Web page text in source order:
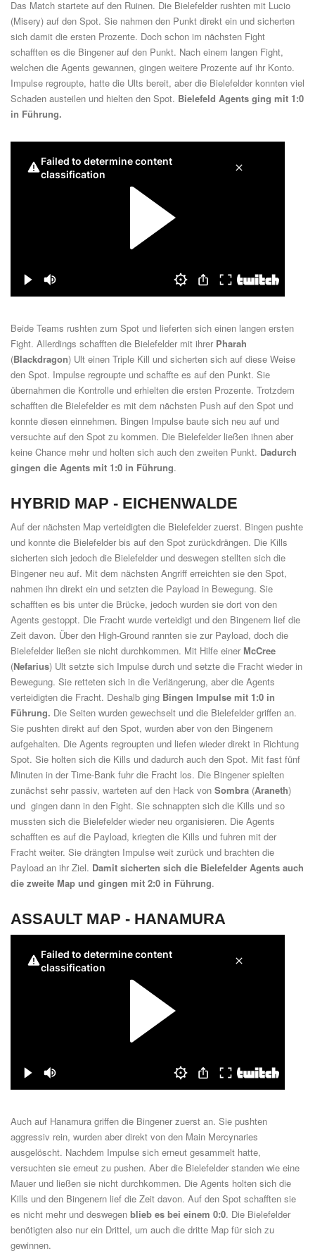
Das Match startete auf den Ruinen. Die Bielefelder rushten mit Lucio
(Misery) auf den Spot. Sie nahmen den Punkt direkt ein und sicherten
sich damit die ersten Prozente. Doch schon im nächsten Fight
schafften es die Bingener auf den Punkt. Nach einem langen Fight,
welchen die Agents gewannen, gingen weitere Prozente auf ihr Konto.
Impulse regroupte, hatte die Ults bereit, aber die Bielefelder konnten viel
Schaden austeilen und hielten den Spot. Bielefeld Agents ging mit 1:0
in Führung.
Beide Teams rushten zum Spot und lieferten sich einen langen ersten
Fight. Allerdings schafften die Bielefelder mit ihrer Pharah
(Blackdragon) Ult einen Triple Kill und sicherten sich auf diese Weise
den Spot. Impulse regroupte und schaffte es auf den Punkt. Sie
übernahmen die Kontrolle und erhielten die ersten Prozente. Trotzdem
schafften die Bielefelder es mit dem nächsten Push auf den Spot und
konnte diesen einnehmen. Bingen Impulse baute sich neu auf und
versuchte auf den Spot zu kommen. Die Bielefelder ließen ihnen aber
keine Chance mehr und holten sich auch den zweiten Punkt. Dadurch
gingen die Agents mit 1:0 in Führung.
HYBRID MAP - EICHENWALDE
Auf der nächsten Map verteidigten die Bielefelder zuerst. Bingen pushte
und konnte die Bielefelder bis auf den Spot zurückdrängen. Die Kills
sicherten sich jedoch die Bielefelder und deswegen stellten sich die
Bingener neu auf. Mit dem nächsten Angriff erreichten sie den Spot,
nahmen ihn direkt ein und setzten die Payload in Bewegung. Sie
schafften es bis unter die Brücke, jedoch wurden sie dort von den
Agents gestoppt. Die Fracht wurde verteidigt und den Bingenern lief die
Zeit davon. Über den High-Ground rannten sie zur Payload, doch die
Bielefelder ließen sie nicht durchkommen. Mit Hilfe einer McCree
(Nefarius) Ult setzte sich Impulse durch und setzte die Fracht wieder in
Bewegung. Sie retteten sich in die Verlängerung, aber die Agents
verteidigten die Fracht. Deshalb ging Bingen Impulse mit 1:0 in
Führung. Die Seiten wurden gewechselt und die Bielefelder griffen an.
Sie pushten direkt auf den Spot, wurden aber von den Bingenern
aufgehalten. Die Agents regroupten und liefen wieder direkt in Richtung
Spot. Sie holten sich die Kills und dadurch auch den Spot. Mit fast fünf
Minuten in der Time-Bank fuhr die Fracht los. Die Bingener spielten
zunächst sehr passiv, warteten auf den Hack von Sombra (Araneth)
und gingen dann in den Fight. Sie schnappten sich die Kills und so
mussten sich die Bielefelder wieder neu organisieren. Die Agents
schafften es auf die Payload, kriegten die Kills und fuhren mit der
Fracht weiter. Sie drängten Impulse weit zurück und brachten die
Payload an ihr Ziel. Damit sicherten sich die Bielefelder Agents auch
die zweite Map und gingen mit 2:0 in Führung.
ASSAULT MAP - HANAMURA
Auch auf Hanamura griffen die Bingener zuerst an. Sie pushten
aggressiv rein, wurden aber direkt von den Main Mercynaries
ausgelöscht. Nachdem Impulse sich erneut gesammelt hatte,
versuchten sie erneut zu pushen. Aber die Bielefelder standen wie eine
Mauer und ließen sie nicht durchkommen. Die Agents holten sich die
Kills und den Bingenern lief die Zeit davon. Auf den Spot schafften sie
es nicht mehr und deswegen blieb es bei einem 0:0. Die Bielefelder
benötigten also nur ein Drittel, um auch die dritte Map für sich zu
gewinnen.